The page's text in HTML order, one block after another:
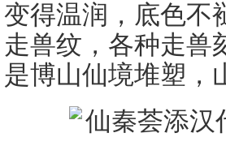
变得温润，底色不
走兽纹，各种走兽
是博山仙境堆塑，